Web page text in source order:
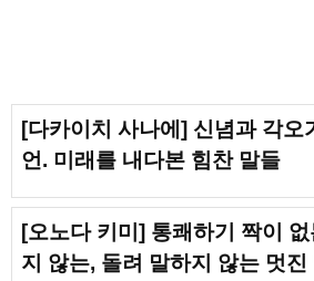
[다카이치 사나에] 신념과 각오
언. 미래를 내다본 힘찬 말들
[오노다 키미] 통쾌하기 짝이
지 않는, 돌려 말하지 않는 멋진